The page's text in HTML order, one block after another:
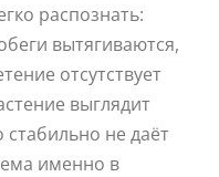
распознать:
вытягиваются,
отсутствует
выглядит
не даёт
именно в